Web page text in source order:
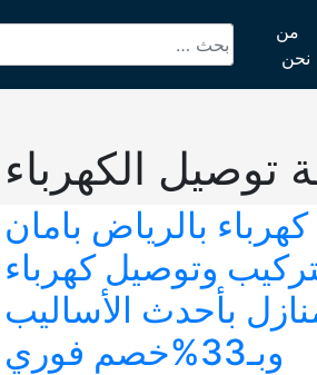
من
نحن
توصيل الكهرباء
بالرياض بامان
وتوصيل كهرباء
بأحدث الأساليب
وبـ33%خصم فوري